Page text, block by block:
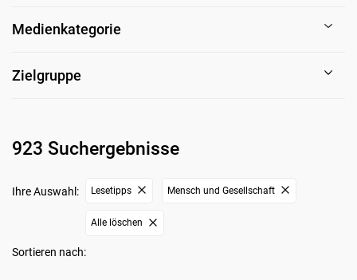
Medienkategorie
Zielgruppe
923 Suchergebnisse
Ihre Auswahl: Lesetipps Mensch und Gesellschaft
Alle löschen
Sortieren nach: